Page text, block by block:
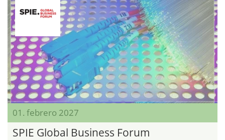
01. febrero 2027
SPIE Global Business Forum